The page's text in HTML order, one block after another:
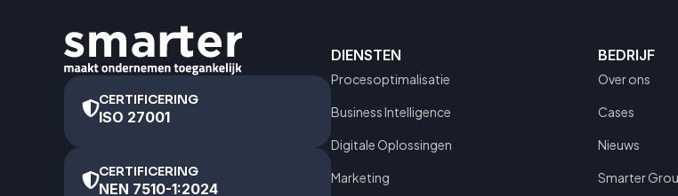
CERTIFICERING
ISO 27001
CERTIFICERING
NEN 7510-1:2024
DIENSTEN
Procesoptimalisatie
Business Intelligence
Digitale Oplossingen
Marketing
BEDRIJF
Over ons
Cases
Nieuws
Smarter